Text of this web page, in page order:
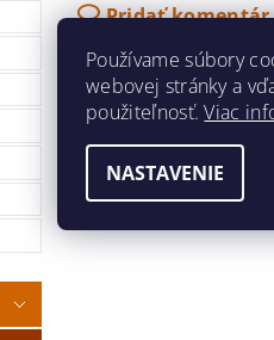
Pridať komentár
Používame súbory
webovej stránky a
použiteľnosť.Viac
NASTAVENIE